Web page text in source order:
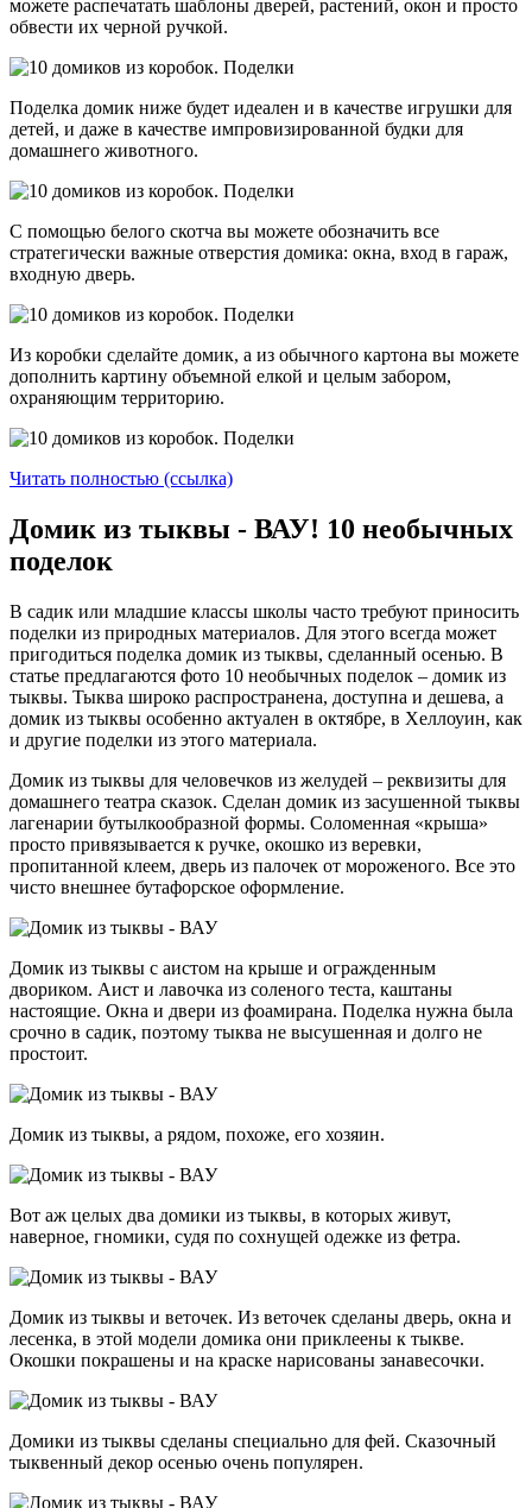
можете распечатать шаблоны дверей, растений, окон и просто
обвести их черной ручкой.
Поделка домик ниже будет идеален и в качестве игрушки для
детей, и даже в качестве импровизированной будки для
домашнего животного.
С помощью белого скотча вы можете обозначить все
стратегически важные отверстия домика: окна, вход в гараж,
входную дверь.
Из коробки сделайте домик, а из обычного картона вы можете
дополнить картину объемной елкой и целым забором,
охраняющим территорию.
Читать полностью (ссылка)
Домик из тыквы - ВАУ! 10 необычных
поделок
В садик или младшие классы школы часто требуют приносить
поделки из природных материалов. Для этого всегда может
пригодиться поделка домик из тыквы, сделанный осенью. В
статье предлагаются фото 10 необычных поделок – домик из
тыквы. Тыква широко распространена, доступна и дешева, а
домик из тыквы особенно актуален в октябре, в Хеллоуин, как
и другие поделки из этого материала.
Домик из тыквы для человечков из желудей – реквизиты для
домашнего театра сказок. Сделан домик из засушенной тыквы
лагенарии бутылкообразной формы. Соломенная «крыша»
просто привязывается к ручке, окошко из веревки,
пропитанной клеем, дверь из палочек от мороженого. Все это
чисто внешнее бутафорское оформление.
Домик из тыквы с аистом на крыше и огражденным
двориком. Аист и лавочка из соленого теста, каштаны
настоящие. Окна и двери из фоамирана. Поделка нужна была
срочно в садик, поэтому тыква не высушенная и долго не
простоит.
Домик из тыквы, а рядом, похоже, его хозяин.
Вот аж целых два домики из тыквы, в которых живут,
наверное, гномики, судя по сохнущей одежке из фетра.
Домик из тыквы и веточек. Из веточек сделаны дверь, окна и
лесенка, в этой модели домика они приклеены к тыкве.
Окошки покрашены и на краске нарисованы занавесочки.
Домики из тыквы сделаны специально для фей. Сказочный
тыквенный декор осенью очень популярен.